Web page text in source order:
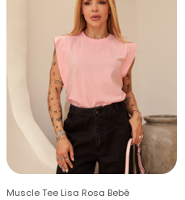
Muscle Tee Lisa Rosa Bebê